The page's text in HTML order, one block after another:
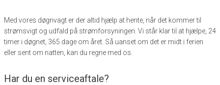
Med vores døgnvagt er der altid hjælp at hente, når det kommer til
strømsvigt og udfald på strømforsyningen. Vi står klar til at hjælpe, 24
timer i døgnet, 365 dage om året. Så uanset om det er midt i ferien
eller sent om natten, kan du regne med os.
Har du en serviceaftale?